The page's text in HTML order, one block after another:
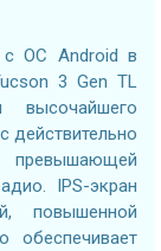
с ОС Android в
3 Gen TL
высочайшего
действительно
превышающей
IPS-экран
повышенной
обеспечивает